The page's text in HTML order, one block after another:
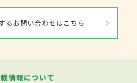
るお問い合わせはこちら
情報について